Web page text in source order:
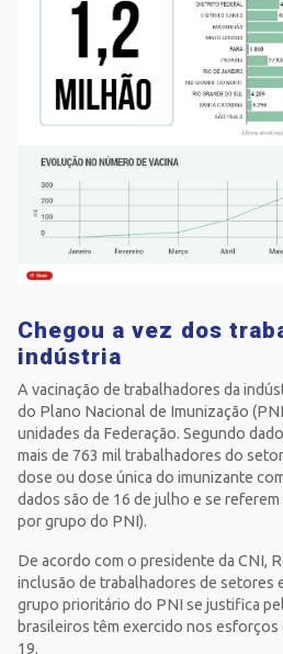
Chegou a vez dos
indústria
A vacinação de trabalhadores da
do Plano Nacional de Imunização
unidades da Federação. Segundo
mais de 763 mil trabalhadores do
dose ou dose única do imunizante
dados são de 16 de julho e se
por grupo do PNI).
De acordo com o presidente da CNI,
inclusão de trabalhadores de setores
grupo prioritário do PNI se justifica
brasileiros têm exercido nos
19.